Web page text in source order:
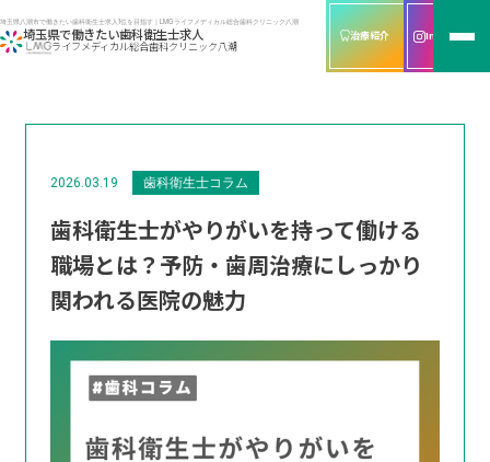
埼玉県八潮市で働きたい歯科衛生士求人1位を目指す｜LMGライフメディカル総合歯科クリニック八潮
埼玉県で働きたい歯科衛生士求人
ライフメディカル総合歯科クリニック八潮
治療紹介 Instagram
2026.03.19 歯科衛生士コラム
歯科衛生士がやりがいを持って働ける
職場とは？予防・歯周治療にしっかり
関われる医院の魅力